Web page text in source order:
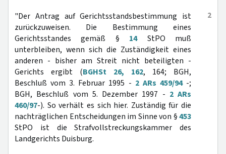
2
"Der Antrag auf Gerichtsstandsbestimmung ist
zurückzuweisen. Die Bestimmung eines
Gerichtsstandes gemäß § 14StPO muß
unterbleiben, wenn sich die Zuständigkeit eines
anderen - bisher am Streit nicht beteiligten -
Gerichts ergibt (BGHSt 26, 162, 164; BGH,
Beschluß vom 3. Februar 1995 - 2 ARs 459/94-;
BGH, Beschluß vom 5. Dezember 1997 - 2 ARs
460/97-). So verhält es sich hier. Zuständig für die
nachträglichen Entscheidungen im Sinne von §453
StPO ist die Strafvollstreckungskammer des
Landgerichts Duisburg.